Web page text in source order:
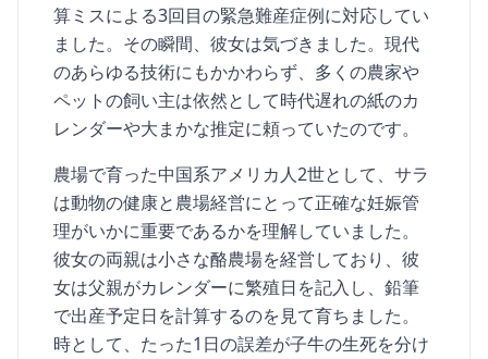
算ミスによる3回目の緊急難産症例に対応してい
ました。その瞬間、彼女は気づきました。現代
のあらゆる技術にもかかわらず、多くの農家や
ペットの飼い主は依然として時代遅れの紙のカ
レンダーや大まかな推定に頼っていたのです。
農場で育った中国系アメリカ人2世として、サラ
は動物の健康と農場経営にとって正確な妊娠管
理がいかに重要であるかを理解していました。
彼女の両親は小さな酪農場を経営しており、彼
女は父親がカレンダーに繁殖日を記入し、鉛筆
で出産予定日を計算するのを見て育ちました。
時として、たった1日の誤差が子牛の生死を分け